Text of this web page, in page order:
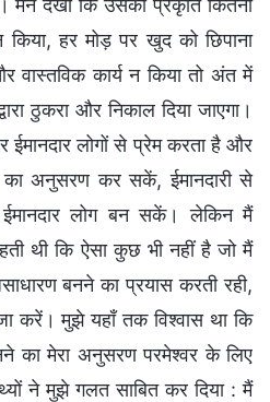
किया, हर मोड़ पर खुद को छिपाना
वास्तविक कार्य न किया तो अंत में
ठुकरा और निकाल दिया जाएगा।
ईमानदार लोगों से प्रेम करता है और
का अनुसरण कर सकें, ईमानदारी से
लोग बन सकें। लेकिन मैं
थी कि ऐसा कुछ भी नहीं है जो मैं
बनने का प्रयास करती रही,
करें। मुझे यहाँ तक विश्वास था कि
का मेरा अनुसरण परमेश्वर के लिए
ने मुझे गलत साबित कर दिया : मैं